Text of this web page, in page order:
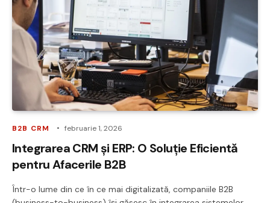
B2B CRM februarie 1, 2026
Integrarea CRM și ERP: O Soluție Eficientă
pentru Afacerile B2B
Într-o lume din ce în ce mai digitalizată, companiile B2B